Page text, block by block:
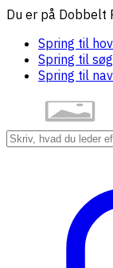
Du er på Dobbelt
Spring til
Spring til
Spring til